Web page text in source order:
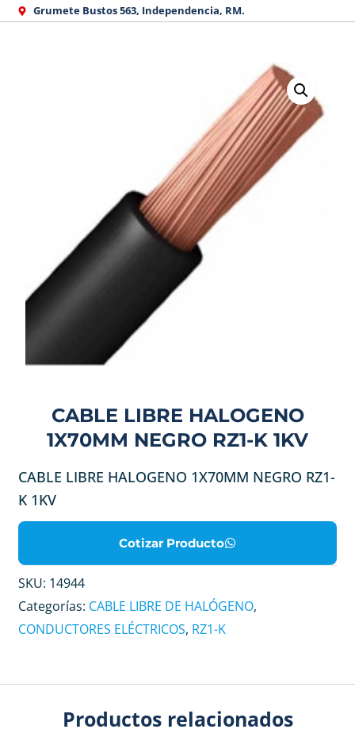
Grumete Bustos 563, Independencia, RM.
CABLE LIBRE HALOGENO
1X70MM NEGRO RZ1-K 1KV
CABLE LIBRE HALOGENO 1X70MM NEGRO RZ1-
K 1KV
Cotizar Producto
SKU: 14944
Categorías: CABLE LIBRE DE HALÓGENO,
CONDUCTORES ELÉCTRICOS, RZ1-K
Productos relacionados